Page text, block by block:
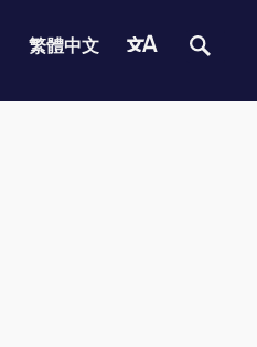
繁體中文